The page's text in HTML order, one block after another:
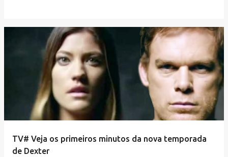
TV# Veja os primeiros minutos da nova temporada
de Dexter